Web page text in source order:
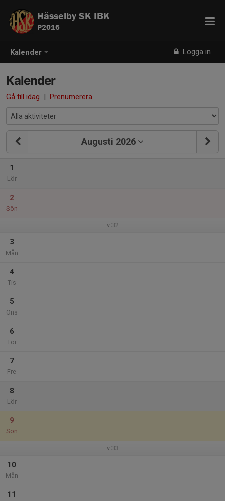
Kalender Logga in
Hässelby SK IBK
P2016
Kalender
Gå till idag | Prenumerera
Augusti 2026
1
Lör
2
Sön
v.32
3
Mån
4
Tis
5
Ons
6
Tor
7
Fre
8
Lör
9
Sön
v.33
10
Mån
11